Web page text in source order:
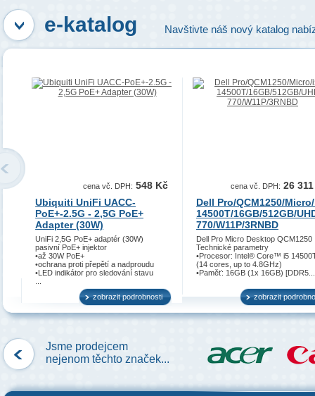
e-katalog Navštivte náš nový katalog
cena vč. DPH: 548 Kč
Ubiquiti UniFi UACC-
PoE+-2.5G - 2,5G PoE+
Adapter (30W)
UniFi 2,5G PoE+ adaptér (30W)
pasivní PoE+ injektor
•až 30W PoE+
•ochrana proti přepětí a nadproudu
•LED indikátor pro sledování stavu
zobrazit podrobnosti
cena vč. DPH: 26
Dell Pro/QCM1250/
14500T/16GB/512GB/
770/W11P/3RNBD
Dell Pro Micro Desktop QCM1250
Technické parametry
•Procesor: Intel® Core™ i5
(14 cores, up to 4.8GHz)
•Paměť: 16GB (1x 16GB) [DDR5...
zobrazit
Jsme prodejcem
nejenom těchto značek...